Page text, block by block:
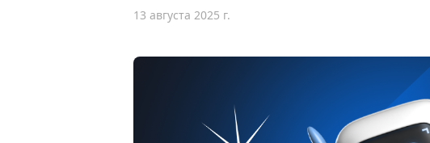
13 августа 2025 г.